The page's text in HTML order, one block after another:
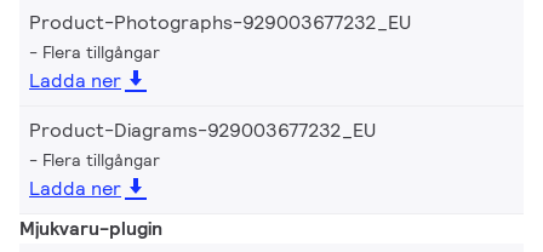
Product-Photographs-929003677232_EU
Flera tillgångar
Ladda ner
Product-Diagrams-929003677232_EU
Flera tillgångar
Ladda ner
Mjukvaru-plugin